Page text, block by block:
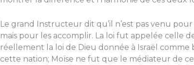
Le grand Instructeur dit qu’il n’est pas venu
mais pour les accomplir. La loi fut appelée celle
réellement la loi de Dieu donnée à Israël comme
cette nation; Moïse ne fut que le médiateur de